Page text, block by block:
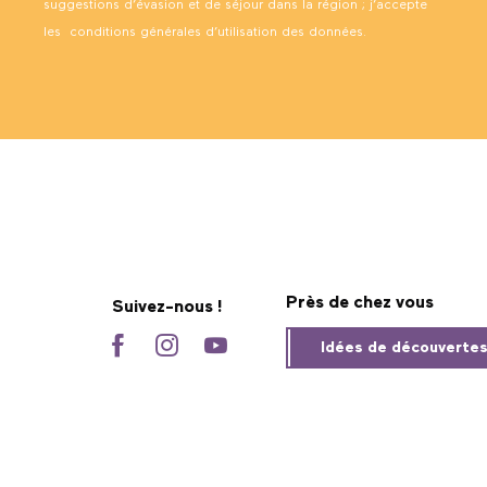
suggestions d’évasion et de séjour dans la région ; j’accepte
les conditions générales d’utilisation des données.
Suivez-nous ! Près de chez vous
Idées de découvertes